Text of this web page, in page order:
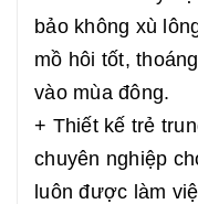
bảo không xù
mồ hôi tốt,
vào mùa đông.
+ Thiết kế trẻ
chuyên nghiệp
luôn được làm